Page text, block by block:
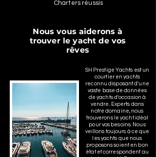
Charters réussis
Nous vous aiderons à
trouver le yacht de vos
rêves
SH Prestige Yachts est un
courtier en yachts
reconnu disposant d'une
vaste base de données
de yachts d'occasion à
vendre. Experts dans
notre domaine, nous
trouverons le yacht idéal
pour vos besoins. Nous
veillons toujours à ce que
les yachts que nous
proposons soient en bon
état et correspondent au